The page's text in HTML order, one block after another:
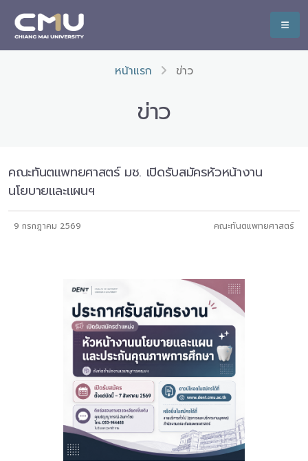
หน้าแรก ข่าว
ข่าว
คณะทันตแพทยศาสตร์ มช. เปิดรับสมัครหัวหน้างาน
นโยบายและแผนฯ
9 กรกฎาคม 2569 คณะทันตแพทยศาสตร์